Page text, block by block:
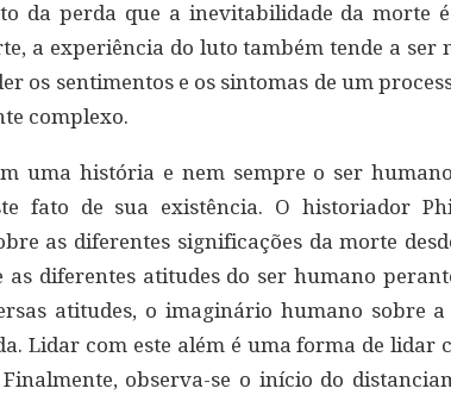
da perda que a inevitabilidade da morte
a experiência do luto também tende a ser
os sentimentos e os sintomas de um
complexo.
uma história e nem sempre o ser
fato de sua existência. O historiador
as diferentes significações da morte
as diferentes atitudes do ser humano
atitudes, o imaginário humano sobre
Lidar com este além é uma forma de lidar
observa-se o início do